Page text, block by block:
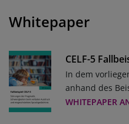
Whitepaper
CELF-5
In dem
anhand des
WHITEPAPER